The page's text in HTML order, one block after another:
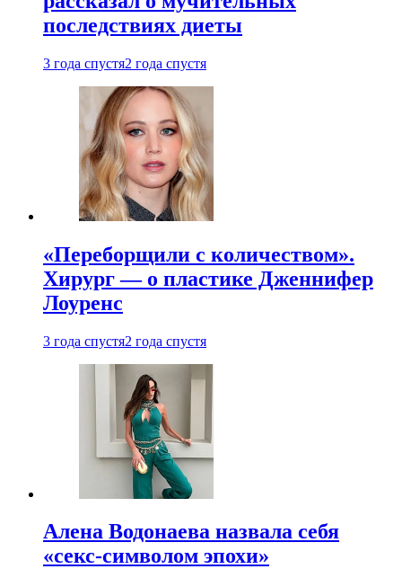
последствиях диеты
3 года спустя2 года спустя
«Переборщили с количеством».
Хирург — о пластике Дженнифер
Лоуренс
3 года спустя2 года спустя
Алена Водонаева назвала себя
«секс-символом эпохи»